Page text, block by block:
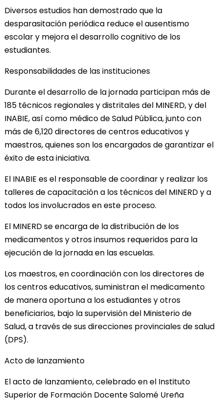
Diversos estudios han demostrado que la
desparasitación periódica reduce el ausentismo
escolar y mejora el desarrollo cognitivo de los
estudiantes.
Responsabilidades de las instituciones
Durante el desarrollo de la jornada participan más de
185 técnicos regionales y distritales del MINERD, y del
INABIE, así como médico de Salud Pública, junto con
más de 6,120 directores de centros educativos y
maestros, quienes son los encargados de garantizar el
éxito de esta iniciativa.
El INABIE es el responsable de coordinar y realizar los
talleres de capacitación a los técnicos del MINERD y a
todos los involucrados en este proceso.
El MINERD se encarga de la distribución de los
medicamentos y otros insumos requeridos para la
ejecución de la jornada en las escuelas.
Los maestros, en coordinación con los directores de
los centros educativos, suministran el medicamento
de manera oportuna a los estudiantes y otros
beneficiarios, bajo la supervisión del Ministerio de
Salud, a través de sus direcciones provinciales de salud
(DPS).
Acto de lanzamiento
El acto de lanzamiento, celebrado en el Instituto
Superior de Formación Docente Salomé Ureña